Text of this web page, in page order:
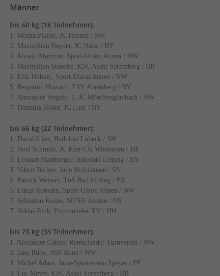
Männer
bis 60 kg (18 Teilnehmer):
1. Moritz Plafky, JC Hennef / NW
2. Maximilian Heyder, JC Naisa / BY
3. Alessio Murrone, Sport-Union Annen / NW
3. Maximilian Standke, KSC Asahi Spremberg / BB
5. Erik Hobein, Sport-Union Annen / NW
5. Benjamin Howard, TSV Abensberg / BY
7. Alexander Wegele, 1. JC Mönchengladbach / NW
7. Dominik Röder, JC Lauf / BY
bis 66 kg (22 Teilnehmer):
1. David Ickes, Budokan Lübeck / SH
2. Noel Schmidt, JC Kim-Chi Wiesbaden / HE
3. Lennart Slamberger, Judoclub Leipzig / SN
3. Viktor Becker, Judo Holzhausen / SN
5. Patrick Weisser, TuS Bad Aibling / BY
5. Lukas Romahn, Sport-Union Annen / NW
7. Sebastian Kunze, MTSV Aerzen / NS
7. Niklas Rink, Eimsbütteler TV / HH
bis 73 kg (33 Teilnehmer):
1. Alexander Gabler, Remscheider Turnverein / NW
2. Jano Rübo, SSF Bonn / NW
3. Michel Adam, Judo-Sportverein Speyer / PF
3. Luc Meyer, KSC Asahi Spremberg / BB